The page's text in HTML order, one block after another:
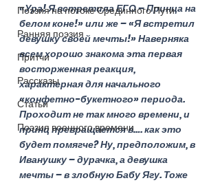
Поэзия на потоке Срединного Пути
Ранняя поэзия
Притчи
Рассказы
Статьи
Поэзия военного времени
«Ура! Я встретила ЕГО – Принца на
белом коне!» или же – «Я встретил
девушку своей мечты!» Наверняка
всем хорошо знакома эта первая
восторженная реакция,
характерная для начального
«конфетно-букетного» периода.
Проходит не так много времени, и
принц превращается в…. как это
будет помягче? Ну, предположим, в
Иванушку – дурачка, а девушка
мечты – в злобную Бабу Ягу. Тоже